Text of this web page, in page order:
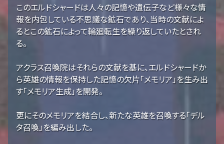
このエルドシャードは人々の記憶や遺伝子など様々な情
報を内包している不思議な鉱石であり、当時の文献によ
るとこの鉱石によって輪廻転生を繰り返していたとされ
る。
アクラス召喚院はそれらの文献を基に、エルドシャードか
ら英雄の情報を保持した記憶の欠片「メモリア」を生み出
す「メモリア生成」を開発。
更にそのメモリアを結合し、新たな英雄を召喚する「デル
タ召喚」を編み出した。